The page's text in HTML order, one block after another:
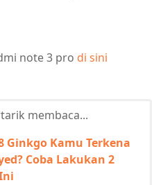
note 3 pro di sini
membaca...
Ginkgo Kamu Terkena
Coba Lakukan 2